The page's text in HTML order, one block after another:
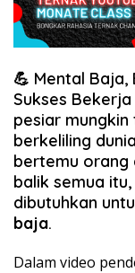
💪 Mental Baja,
Sukses
pesiar
berkeliling
bertemu orang
balik semua
dibutuhkan
baja.
Dalam video